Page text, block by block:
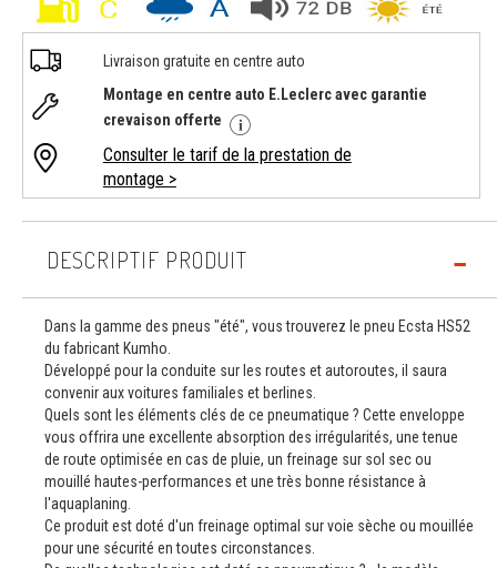
Livraison gratuite en centre auto
Montage en centre auto E.Leclerc avec garantie
crevaison offerte
Consulter le tarif de la prestation de
montage >
DESCRIPTIF PRODUIT
Dans la gamme des pneus "été", vous trouverez le pneu Ecsta HS52
du fabricant Kumho.
Développé pour la conduite sur les routes et autoroutes, il saura
convenir aux voitures familiales et berlines.
Quels sont les éléments clés de ce pneumatique ? Cette enveloppe
vous offrira une excellente absorption des irrégularités, une tenue
de route optimisée en cas de pluie, un freinage sur sol sec ou
mouillé hautes-performances et une très bonne résistance à
l'aquaplaning.
Ce produit est doté d'un freinage optimal sur voie sèche ou mouillée
pour une sécurité en toutes circonstances.